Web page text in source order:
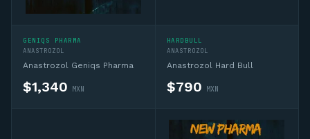
GENIQS PHARMA
ANASTROZOL
Anastrozol Geniqs Pharma
$1,340 MXN
HARDBULL
ANASTROZOL
Anastrozol Hard Bull
$790 MXN